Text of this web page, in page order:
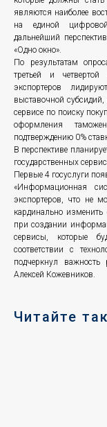
являются наиболее
на единой
дальнейший
«Одно окно».
По результатам
третьей и
экспортеров
выставочной субсидий,
сервисе по поиску
оформления
подтверждению 0%
В перспективе
государственных
Первые 4 госуслуги
«Информационная
экспортеров, что не
кардинально
при создании
сервисы, которые
соответствии с
подчеркнул важность
Алексей Кожевников.
Читайте